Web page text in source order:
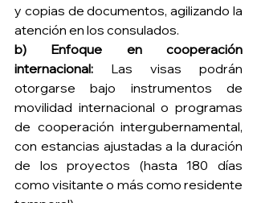
y copias de documentos, agilizando la
atención en los consulados.
b) Enfoque en cooperación
internacional: Las visas podrán
otorgarse bajo instrumentos de
movilidad internacional o programas
de cooperación intergubernamental,
con estancias ajustadas a la duración
de los proyectos (hasta 180 días
como visitante o más como residente